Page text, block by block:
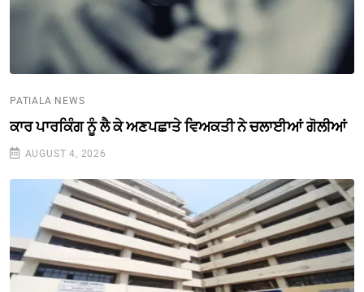
PATIALA NEWS
ਕਾਰ ਪਾਰਕਿੰਗ ਨੂੰ ਲੈ ਕੇ ਅਣਪਛਾਤੇ ਵਿਅਕਤੀ ਨੇ ਚਲਾਈਆਂ ਗੋਲੀਆਂ
AUGUST 4, 2026